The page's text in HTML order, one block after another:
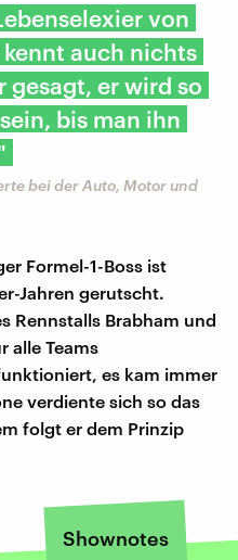
von
auch nichts
gesagt, er wird so
bis man ihn
bei der Auto, Motor und
Formel-1-Boss ist
Jahren gerutscht.
Rennstalls Brabham und
alle Teams
es kam immer
verdiente sich so das
folgt er dem Prinzip
Shownotes